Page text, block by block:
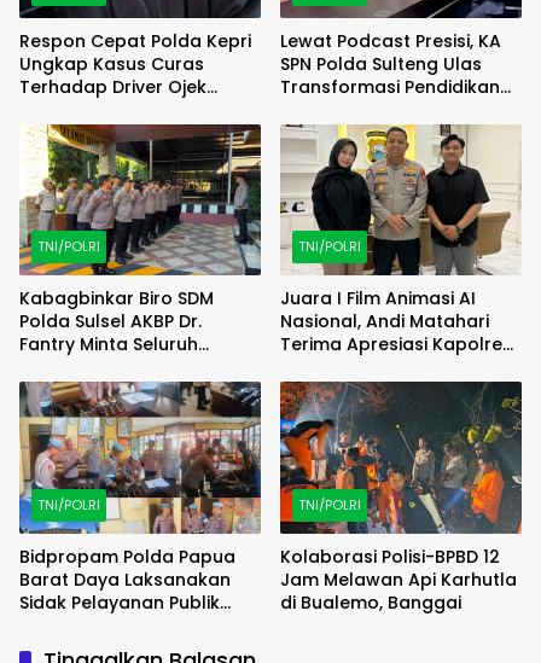
Respon Cepat Polda Kepri
Ungkap Kasus Curas
Terhadap Driver Ojek
Berhasil Diamankan
Lewat Podcast Presisi, KA
SPN Polda Sulteng Ulas
Transformasi Pendidikan
TNI/POLRI
Kabagbinkar Biro SDM
Polda Sulsel AKBP Dr.
Fantry Minta Seluruh
Debu
TNI/POLRI
Juara I Film Animasi AI
Nasional, Andi Matahari
Terima Apresiasi Kapolres
TNI/POLRI
Bidpropam Polda Papua
Barat Daya Laksanakan
Sidak Pelayanan Publik
di Polsek Salawati
TNI/POLRI
Kolaborasi Polisi-BPBD 12
Jam Melawan Api Karhutla
di Bualemo, Banggai